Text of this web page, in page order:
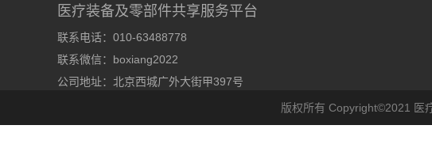
医疗装备及零部件共享服务平台
联系电话：010-63488778
联系微信：boxiang2022
公司地址：北京西城广外大街甲397号
版权所有 Copyright©2021 医